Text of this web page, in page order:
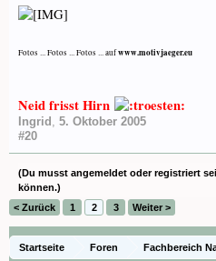
Fotos ... Fotos ... Fotos ... aufwww.motivjaeger.eu
Neid frisst Hirn
Ingrid , 5. Oktober 2005
#20
(Du musst angemeldet oder registriert
können.)
< Zurück
1 2 3 Weiter >
Startseite Foren Fachbereich